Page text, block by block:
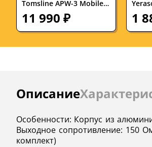
Tomsline APW-3 Mobile
Power
11 990 ₽ 1
Описание
Инструкции
Особенности: Корпус из
Выходное сопротивление: 150
комплект)